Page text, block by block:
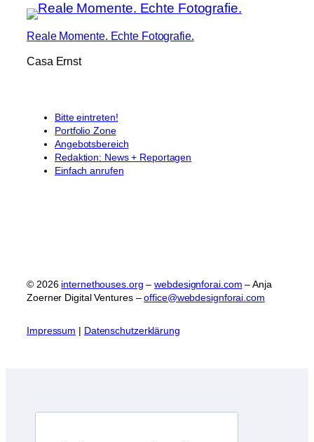
Reale Momente. Echte Fotografie.
Casa Ernst
Bitte eintreten!
Portfolio Zone
Angebotsbereich
Redaktion: News + Reportagen
Einfach anrufen
© 2026 internethouses.org –webdesignforai.com – Anja
Zoerner Digital Ventures –office@webdesignforai.com
Impressum | Datenschutzerklärung